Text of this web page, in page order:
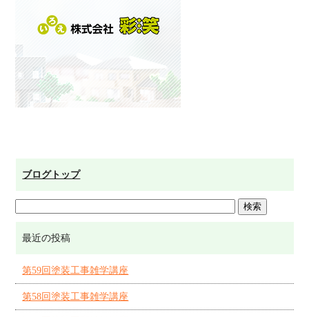
ブログトップ
最近の投稿
第59回塗装工事雑学講座
第58回塗装工事雑学講座